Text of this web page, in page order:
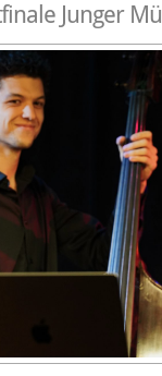
Junger